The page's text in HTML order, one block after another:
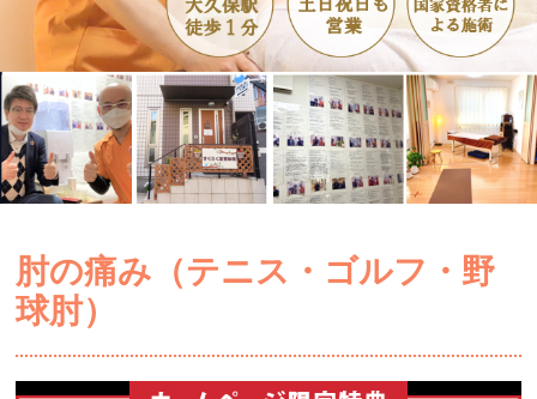
肘の痛み（テニス・ゴルフ・野
球肘）